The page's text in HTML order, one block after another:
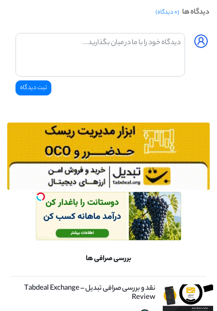
دیدگاه ها (۰ دیدگاه)
بررسی صرافی ها
نقد و بررسی صرافی تبدیل – Tabdeal Exchange
Review